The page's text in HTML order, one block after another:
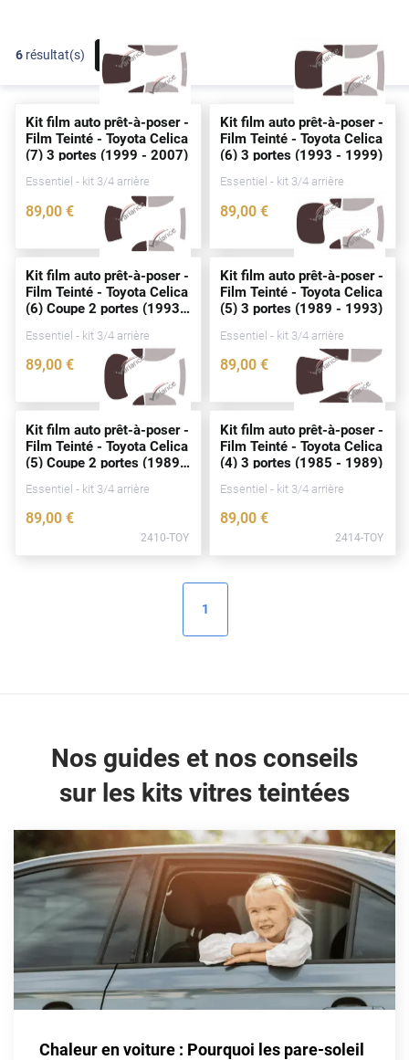
Hyundai
Land Rover
Mini
Opel
Peugeot
Skoda
Tesla
Toyota
Volkswagen
Aston Martin
Audi
Bmw
Buick
Byd
Cadillac
Changan
Chevrolet
6 résultat(s) FILTRER
Kit film auto prêt-à-poser -
Film Teinté - Toyota Celica
(7) 3portes (1999 - 2007)
Essentiel - kit 3/4 arrière
89,00 €
2409-TOY
Kit film auto prêt-à-poser -
Film Teinté - Toyota Celica
(6) 3portes (1993 - 1999)
Essentiel - kit 3/4 arrière
89,00 €
2413-TOY
Kit film auto prêt-à-poser -
Film Teinté - Toyota Celica
(6) Coupe 2portes (1993 -
Essentiel - kit 3/4 arrière
89,00 €
2411-TOY
Kit film auto prêt-à-poser -
Film Teinté - Toyota Celica
(5) 3portes (1989 - 1993)
Essentiel - kit 3/4 arrière
89,00 €
2412-TOY
Kit film auto prêt-à-poser -
Film Teinté - Toyota Celica
(5) Coupe 2portes (1989 -
Essentiel - kit 3/4 arrière
89,00 €
2410-TOY
Kit film auto prêt-à-poser -
Film Teinté - Toyota Celica
(4) 3portes (1985 - 1989)
Essentiel - kit 3/4 arrière
89,00 €
2414-TOY
1
Nos guides et nos conseils
sur les kits vitres teintées
Chaleur en voiture : Pourquoi les pare-soleil